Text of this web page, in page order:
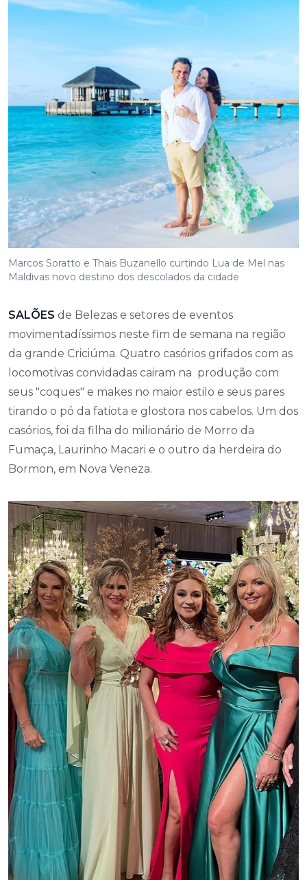
Marcos Soratto e Thais Buzanello curtindo Lua de Mel nas
Maldivas novo destino dos descolados da cidade
SALÕES de Belezas e setores de eventos
movimentadíssimos neste fim de semana na região
da grande Criciúma. Quatro casórios grifados com as
locomotivas convidadas cairam na produção com
seus "coques" e makes no maior estilo e seus pares
tirando o pó da fatiota e glostora nos cabelos. Um dos
casórios, foi da filha do milionário de Morro da
Fumaça, Laurinho Macari e o outro da herdeira do
Bormon, em Nova Veneza.